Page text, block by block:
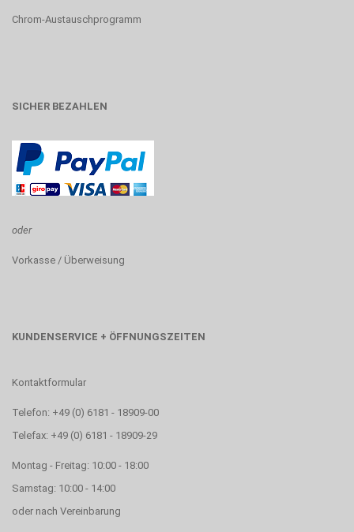
Chrom-Austauschprogramm
SICHER BEZAHLEN
oder
Vorkasse / Überweisung
KUNDENSERVICE + ÖFFNUNGSZEITEN
Kontaktformular
Telefon: +49 (0) 6181 - 18909-00
Telefax: +49 (0) 6181 - 18909-29
Montag - Freitag: 10:00 - 18:00
Samstag: 10:00 - 14:00
oder nach Vereinbarung